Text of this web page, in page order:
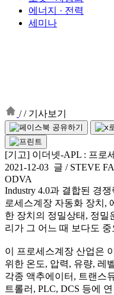
에너지 · 전력
세미나
// 기사보기
[기고] 이더넷-APL : 프로
2021-12-03 글 / STEVE
ODVA
Industry 4.0과 결합된 경
로세스계장 자동화 장치,
한 장치의 정밀상태, 정밀
리가 그 어느 때 보다도 중
이 프로세스계장 산업은
위한 온도, 압력, 유량, 레
각종 액추에이터, 트랜스
트롤러, PLC, DCS 등에